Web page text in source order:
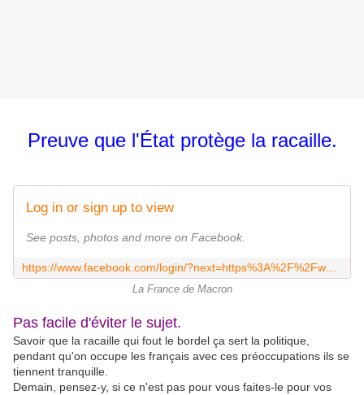
Preuve que l'État protège la racaille.
Log in or sign up to view
See posts, photos and more on Facebook.
La France de Macron
Pas facile d'éviter le sujet.
Savoir que la racaille qui fout le bordel ça sert la politique,
pendant qu'on occupe les français avec ces préoccupations ils se
tiennent tranquille.
Demain, pensez-y, si ce n'est pas pour vous faites-le pour vos